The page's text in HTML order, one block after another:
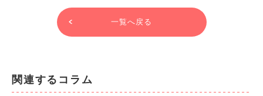
一覧へ戻る
関連するコラム